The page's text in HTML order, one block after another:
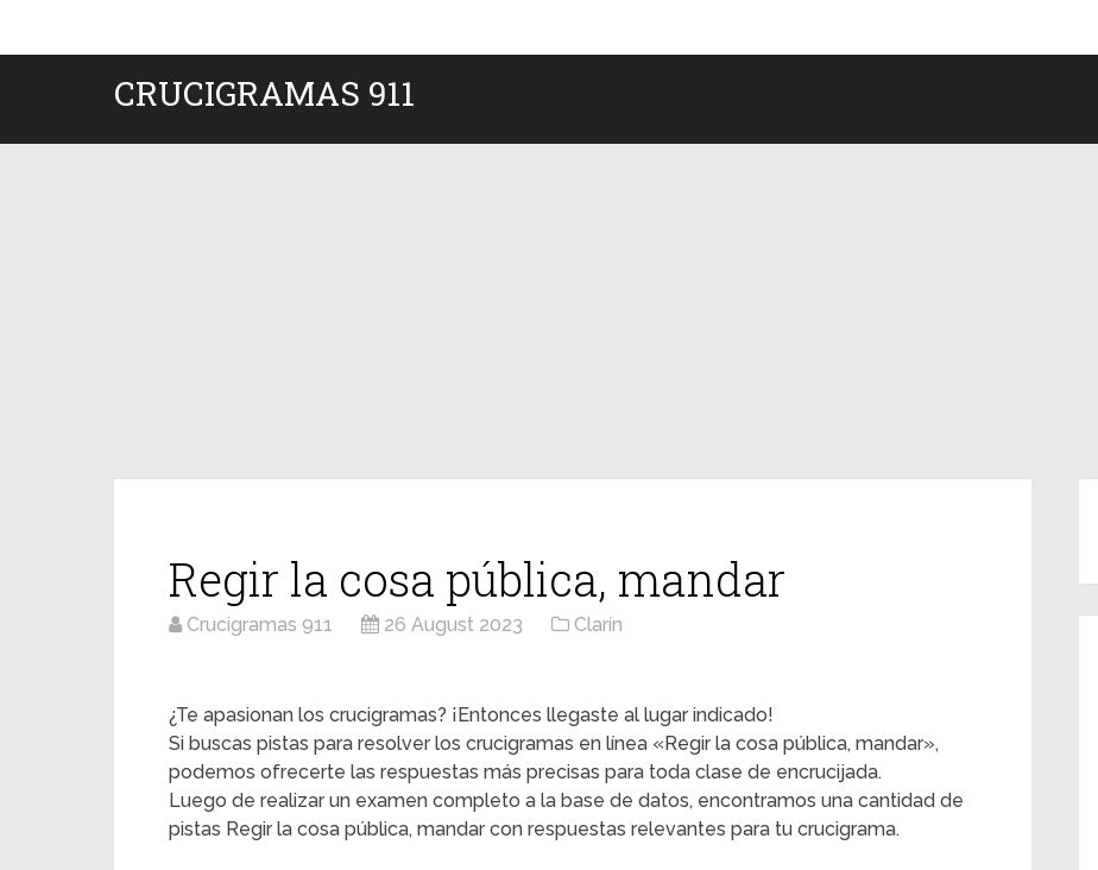
CRUCIGRAMAS 911
Regir la cosa pública, mandar
Crucigramas 911 26 August 2023 Clarín
¿Te apasionan los crucigramas? ¡Entonces llegaste al lugar indicado!
Si buscas pistas para resolver los crucigramas en línea «Regir la cosa pública, mandar»,
podemos ofrecerte las respuestas más precisas para toda clase de encrucijada.
Luego de realizar un examen completo a la base de datos, encontramos una cantidad de
pistas Regir la cosa pública, mandar con respuestas relevantes para tu crucigrama.